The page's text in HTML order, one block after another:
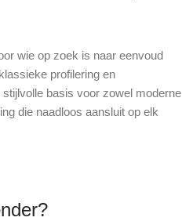
wie op zoek is naar eenvoud
profilering en
basis voor zowel moderne
die naadloos aansluit op elk